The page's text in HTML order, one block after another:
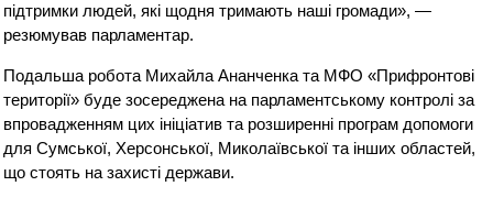
підтримки людей, які щодня тримають наші громади», —
резюмував парламентар.
Подальша робота Михайла Ананченка та МФО «Прифронтові
території» буде зосереджена на парламентському контролі за
впровадженням цих ініціатив та розширенні програм допомоги
для Сумської, Херсонської, Миколаївської та інших областей,
що стоять на захисті держави.